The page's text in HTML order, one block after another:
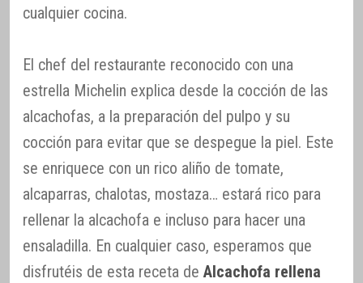
cualquier cocina.
El chef del restaurante reconocido con una
estrella Michelin explica desde la cocción de las
alcachofas, a la preparación del pulpo y su
cocción para evitar que se despegue la piel. Este
se enriquece con un rico aliño de tomate,
alcaparras, chalotas, mostaza… estará rico para
rellenar la alcachofa e incluso para hacer una
ensaladilla. En cualquier caso, esperamos que
disfrutéis de esta receta de Alcachofa rellena